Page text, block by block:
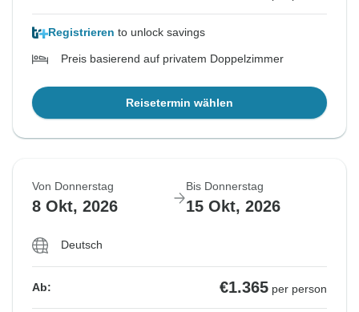
Registrieren to unlock savings
Preis basierend auf privatem Doppelzimmer
Reisetermin wählen
Von Donnerstag
8 Okt, 2026
Bis Donnerstag
15 Okt, 2026
Deutsch
Ab: €1.365 per person